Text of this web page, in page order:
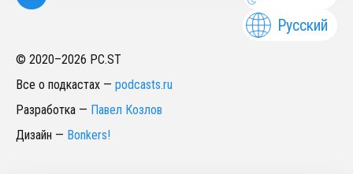
Русский
© 2020–2026 PC.ST
Все о подкастах — podcasts.ru
Разработка — Павел Козлов
Дизайн — Bonkers!